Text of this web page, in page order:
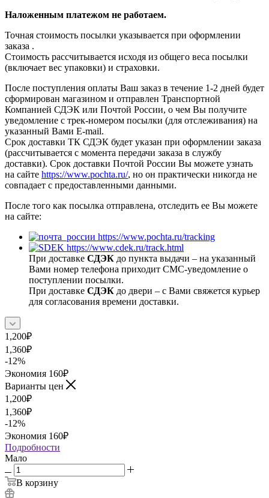
Наложенным платежом не работаем.
Точная стоимость посылки указывается при оформлении
заказа .
Стоимость рассчитывается исходя из общего веса посылки
(включает вес упаковки) и страховки.
После поступления оплаты Ваш заказ в течение 1-2 дней будет
сформирован магазином и отправлен Транспортной
Компанией СДЭК или Почтой России, о чем Вы получите
уведомление с трек-номером посылки (для отслеживания) на
указанный Вами E-mail.
Срок доставки ТК СДЭК будет указан при оформлении заказа
(рассчитывается с момента передачи заказа в службу
доставки). Срок доставки Почтой России Вы можете узнать
на сайте https://www.pochta.ru/, но он практически никогда не
совпадает с предоставленными данными.
После того как посылка отправлена, отследить ее Вы можете
на сайте:
https://www.pochta.ru/tracking
https://www.cdek.ru/track.html
При доставке СДЭК до пункта выдачи – на указанный
Вами номер телефона приходит СМС-уведомление о
поступлении посылки.
При доставке СДЭК до двери – с Вами свяжется курьер
для согласования времени доставки.
1,200₽
1,360₽
-12%
Экономия 160₽
Варианты цен
1,200₽
1,360₽
-12%
Экономия 160₽
Подробности
Мало
В корзину